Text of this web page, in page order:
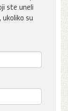
ste uneli
su